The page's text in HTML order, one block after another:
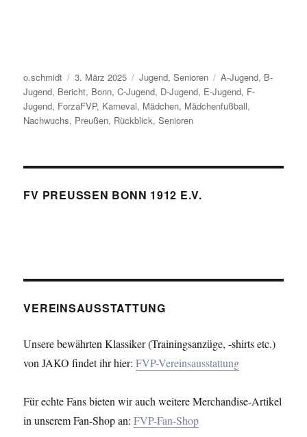
Autor
o.schmidt
Veröffentlicht
am
3. März 2025 Kategorien
Jugend,Senioren Schlagwörter
A-Jugend, B-
Jugend, Bericht, Bonn,C-Jugend, D-Jugend, E-Jugend, F-
Jugend, ForzaFVP, Karneval, Mädchen, Mädchenfußball,
Nachwuchs, Preußen, Rückblick,Senioren
FV PREUSSEN BONN 1912 E.V.
VEREINSAUSSTATTUNG
Unsere bewährten Klassiker (Trainingsanzüge, -shirts etc.)
von JAKO findet ihr hier:FVP-Vereinsausstattung
Für echte Fans bieten wir auch weitere Merchandise-Artikel
in unserem Fan-Shop an:FVP-Fan-Shop